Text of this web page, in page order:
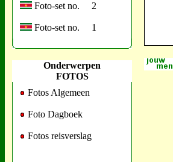
Foto-set no. 2
Foto-set no. 1
Onderwerpen
FOTOS
Fotos Algemeen
Foto Dagboek
Fotos reisverslag